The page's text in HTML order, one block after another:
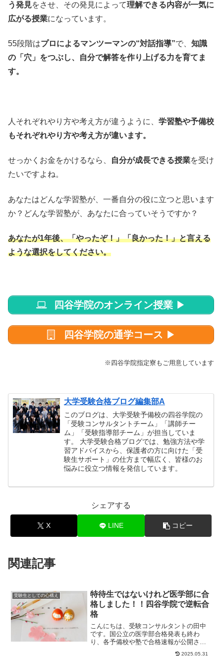
う発見をさせ、その発見によって理解できる内容が一気に
広がる授業になっています。
55段階はプロによるマンツーマンの“対話指導”で、 知識
の「穴」をつぶし、自分で解答を作り上げる力を育てま
す。
人それぞれやり方や考え方が違うように、 学習塾や予備校
もそれぞれやり方や考え方が違います。
せっかくお金をかけるなら、 自分が成長できる授業を受け
たいですよね。
あなたはどんな学習塾が、一番自分の役に立つと思います
か？どんな学習塾が、あなたに合っていそうですか？
あなたが1年後、「やったぞ！」「良かった！」と言える
ような選択をしてください。
四谷学院のオンライン授業 ▶
四谷学院の通学コース ▶
※四谷学院指定寮もご用意しています
大学受験合格ブログ編集部A
このブログは、大学受験予備校の四谷学院の
「受験コンサルタントチーム」「講師チー
ム」「受験指導部チーム」が担当していま
す。 大学受験合格ブログでは、勉強方法や学
習アドバイスから、保護者の方に向けた「受
験生サポート」の仕方まで幅広く、皆様のお
悩みに役立つ情報を発信しています。
シェアする
X LINE コピー
関連記事
受験生としての心構え
特待生ではないけれど医学部に合
格しました！！四谷学院で逆転合
格
こんにちは、受験コンサルタントの田中
です。国公立の医学部合格発表も終わ
り、各予備校や塾で合格速報が公開され
ました。そんな中、「四谷学院から医学
2025.05.31